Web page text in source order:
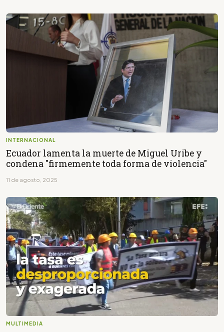
INTERNACIONAL
Ecuador lamenta la muerte de Miguel Uribe y
condena "firmemente toda forma de violencia"
11 de agosto, 2025
MULTIMEDIA